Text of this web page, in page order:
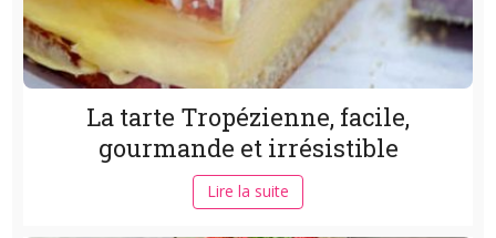
La tarte Tropézienne, facile,
gourmande et irrésistible
Lire la suite